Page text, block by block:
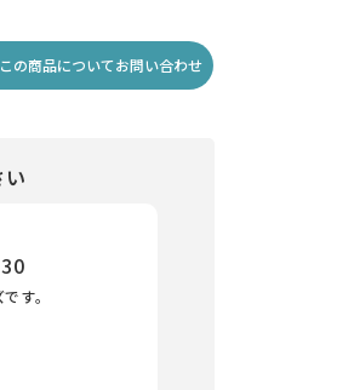
この商品についてお問い合わせ
す。